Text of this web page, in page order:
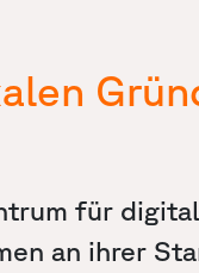
für
an ihrer